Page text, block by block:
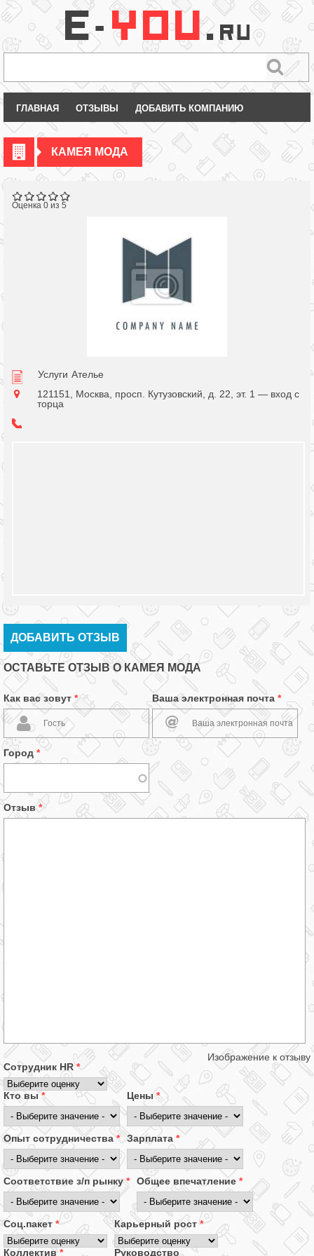
ГЛАВНАЯ ОТЗЫВЫ ДОБАВИТЬ КОМПАНИЮ
КАМЕЯ МОДА
Оценка 0 из 5
Услуги Ателье
121151, Москва, просп. Кутузовский, д. 22, эт. 1 — вход с
торца
ДОБАВИТЬ ОТЗЫВ
ОСТАВЬТЕ ОТЗЫВ О КАМЕЯ МОДА
Как вас зовут * Ваша электронная почта *
Город *
Отзыв*
Изображение к отзыву
Сотрудник HR*
Кто вы* Цены*
Опыт сотрудничества* Зарплата *
Соответствие з/п рынку* Общее впечатление *
Соц.пакет * Карьерный рост*
Коллектив* Руководство